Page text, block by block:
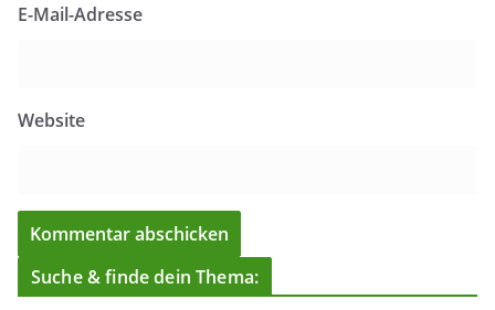
E-Mail-Adresse
Website
Suche & finde dein Thema: